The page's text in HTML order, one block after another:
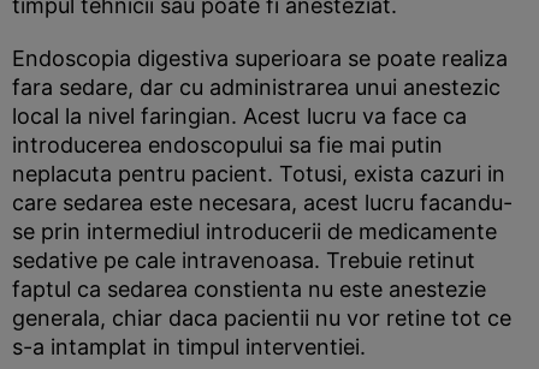
timpul tehnicii sau poate fi anesteziat.
Endoscopia digestiva superioara se poate realiza
fara sedare, dar cu administrarea unui anestezic
local la nivel faringian. Acest lucru va face ca
introducerea endoscopului sa fie mai putin
neplacuta pentru pacient. Totusi, exista cazuri in
care sedarea este necesara, acest lucru facandu-
se prin intermediul introducerii de medicamente
sedative pe cale intravenoasa. Trebuie retinut
faptul ca sedarea constienta nu este anestezie
generala, chiar daca pacientii nu vor retine tot ce
s-a intamplat in timpul interventiei.